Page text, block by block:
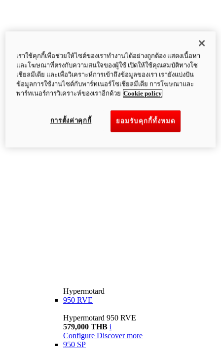
Hypermotard
950 RVE
Hypermotard 950 RVE
579,000 THB i
Configure Discover more
950 SP
เราใช้คุกกี้เพื่อช่วยให้ไซต์ของเราทำงานได้อย่างถูกต้อง แสดงเนื้อหา
และโฆษณาที่ตรงกับความสนใจของผู้ใช้ เปิดให้ใช้คุณสมบัติทางโซ
เชียลมีเดีย และเพื่อวิเคราะห์การเข้าถึงข้อมูลของเรา เรายังแบ่งปัน
ข้อมูลการใช้งานไซต์กับพาร์ทเนอร์โซเชียลมีเดีย การโฆษณาและ
พาร์ทเนอร์การวิเคราะห์ของเราอีกด้วย Cookie policy
ยอมรับคุกกี้ทั้งหมด
การตั้งค่าคุกกี้